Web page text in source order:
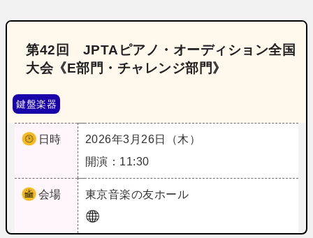
第42回 JPTAピアノ・オーディション全国
大会《E部門・チャレンジ部門》
鍵盤楽器
日時
2026年3月26日（木）
開演：11:30
会場 東京音楽の友ホール